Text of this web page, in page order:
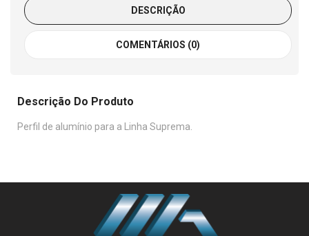
DESCRIÇÃO
COMENTÁRIOS (0)
Descrição Do Produto
Perfil de alumínio para a Linha Suprema.